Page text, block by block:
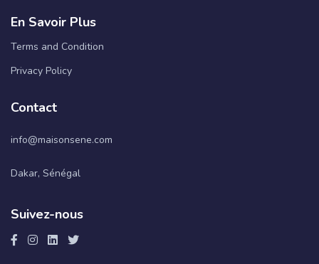
En Savoir Plus
Terms and Condition
Privacy Policy
Contact
info@maisonsene.com
Dakar, Sénégal
Suivez-nous